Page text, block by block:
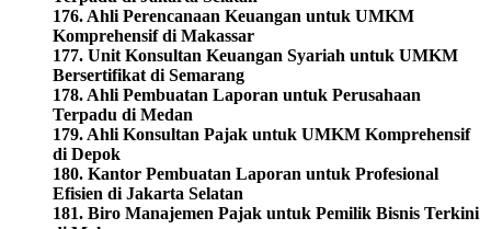
176. Ahli Perencanaan Keuangan untuk UMKM
Komprehensif di Makassar
177. Unit Konsultan Keuangan Syariah untuk UMKM
Bersertifikat di Semarang
178. Ahli Pembuatan Laporan untuk Perusahaan
Terpadu di Medan
179. Ahli Konsultan Pajak untuk UMKM Komprehensif
di Depok
180. Kantor Pembuatan Laporan untuk Profesional
Efisien di Jakarta Selatan
181. Biro Manajemen Pajak untuk Pemilik Bisnis Terkini